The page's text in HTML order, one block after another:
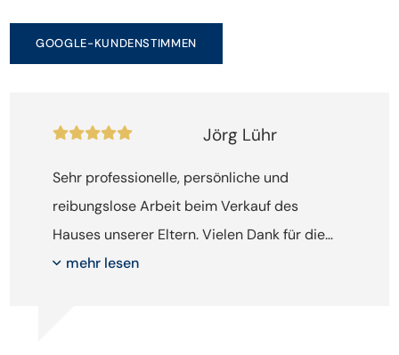
GOOGLE-KUNDENSTIMMEN
Jörg Lühr
Sehr professionelle, persönliche und
reibungslose Arbeit beim Verkauf des
Hauses unserer Eltern. Vielen Dank für die
kompetente Beratung und Abwicklung.